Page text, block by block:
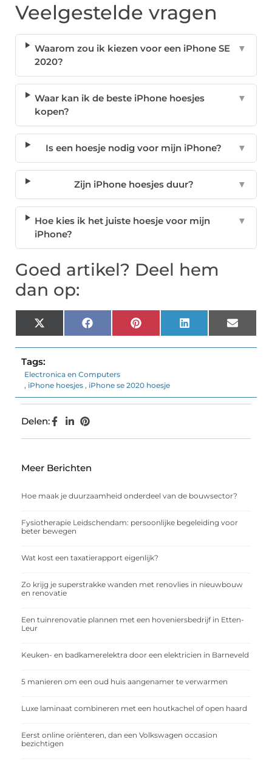
Veelgestelde vragen
Waarom zou ik kiezen voor een iPhone SE
2020?
▼
Waar kan ik de beste iPhone hoesjes
kopen?
▼
Is een hoesje nodig voor mijn iPhone? ▼
Zijn iPhone hoesjes duur? ▼
Hoe kies ik het juiste hoesje voor mijn
iPhone?
▼
Goed artikel? Deel hem
dan op:
X
(Twitter)
FacebookPinterest LinkedIn Email
Tags:
Electronica en Computers
, iPhone hoesjes , iPhone se 2020 hoesje
Delen:
Meer Berichten
Hoe maak je duurzaamheid onderdeel van de bouwsector?
Fysiotherapie Leidschendam: persoonlijke begeleiding voor
beter bewegen
Wat kost een taxatierapport eigenlijk?
Zo krijg je superstrakke wanden met renovlies in nieuwbouw
en renovatie
Een tuinrenovatie plannen met een hoveniersbedrijf in Etten-
Leur
Keuken- en badkamerelektra door een elektricien in Barneveld
5 manieren om een oud huis aangenamer te verwarmen
Luxe laminaat combineren met een houtkachel of open haard
Eerst online oriënteren, dan een Volkswagen occasion
bezichtigen